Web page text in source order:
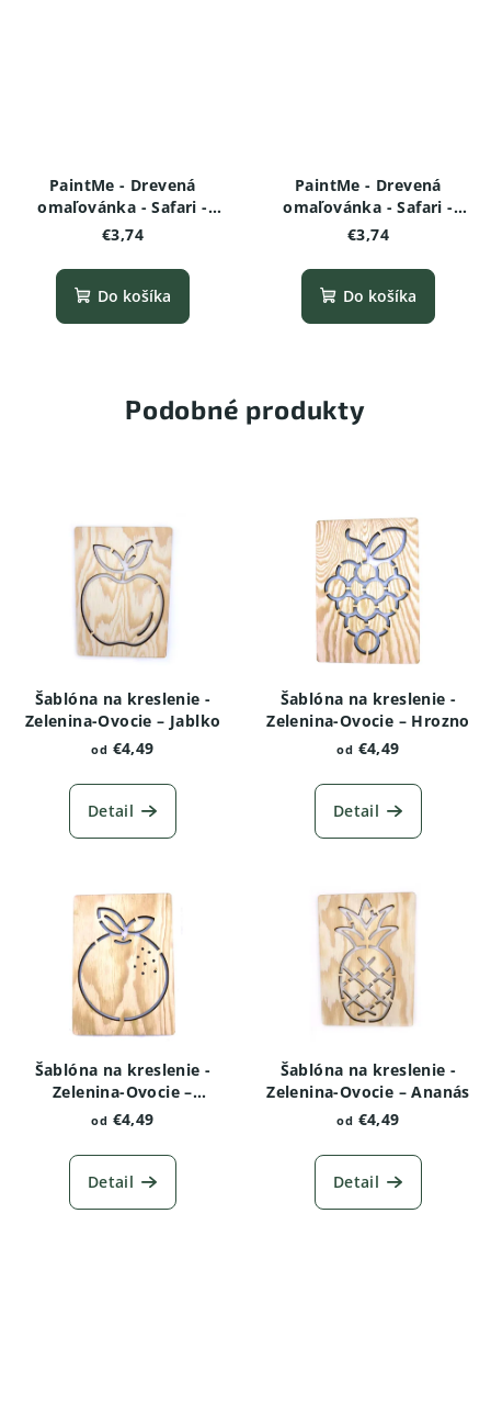
PaintMe - Drevená
omaľovánka - Safari -
Zebra
€3,74
Do košíka
PaintMe - Drevená
omaľovánka - Safari -
Hroch
€3,74
Do košíka
Podobné produkty
Šablóna na kreslenie -
Zelenina-Ovocie – Jablko
od €4,49
Detail
Šablóna na kreslenie -
Zelenina-Ovocie – Hrozno
od €4,49
Detail
Šablóna na kreslenie -
Zelenina-Ovocie –
Pomaranč
od €4,49
Detail
Šablóna na kreslenie -
Zelenina-Ovocie – Ananás
od €4,49
Detail